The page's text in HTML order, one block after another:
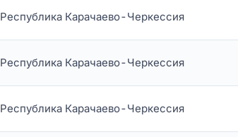
Республика Карачаево-Черкессия
Республика Карачаево-Черкессия
Республика Карачаево-Черкессия